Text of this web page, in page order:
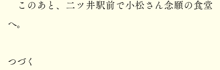
このあと、二ツ井駅前で小松さん念願の食堂
へ。
つづく